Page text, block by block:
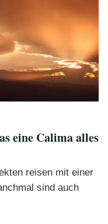
eine Calima alles
reisen mit einer
sind auch